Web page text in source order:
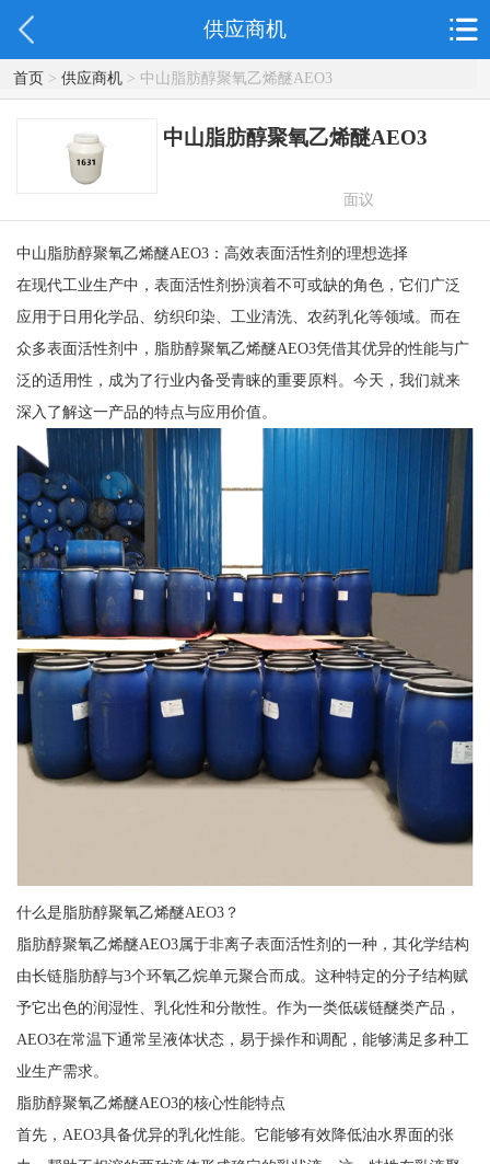
供应商机
首页> 供应商机> 中山脂肪醇聚氧乙烯醚AEO3
中山脂肪醇聚氧乙烯醚AEO3
面议
中山脂肪醇聚氧乙烯醚AEO3：高效表面活性剂的理想选择
在现代工业生产中，表面活性剂扮演着不可或缺的角色，它们广泛
应用于日用化学品、纺织印染、工业清洗、农药乳化等领域。而在
众多表面活性剂中，脂肪醇聚氧乙烯醚AEO3凭借其优异的性能与广
泛的适用性，成为了行业内备受青睐的重要原料。今天，我们就来
深入了解这一产品的特点与应用价值。
什么是脂肪醇聚氧乙烯醚AEO3？
脂肪醇聚氧乙烯醚AEO3属于非离子表面活性剂的一种，其化学结构
由长链脂肪醇与3个环氧乙烷单元聚合而成。这种特定的分子结构赋
予它出色的润湿性、乳化性和分散性。作为一类低碳链醚类产品，
AEO3在常温下通常呈液体状态，易于操作和调配，能够满足多种工
业生产需求。
脂肪醇聚氧乙烯醚AEO3的核心性能特点
首先，AEO3具备优异的乳化性能。它能够有效降低油水界面的张